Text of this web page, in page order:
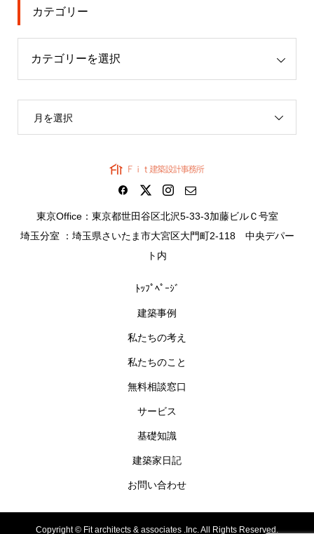
カテゴリー
月を選択
東京Office：東京都世田谷区北沢5-33-3加藤ビルＣ号室
埼玉分室 ：埼玉県さいたま市大宮区大門町2-118 中央デパー
ト内
ﾄｯﾌﾟﾍﾟｰｼﾞ
建築事例
私たちの考え
私たちのこと
無料相談窓口
サービス
基礎知識
建築家日記
お問い合わせ
Copyright © Fit architects & associates .Inc. All Rights Reserved.